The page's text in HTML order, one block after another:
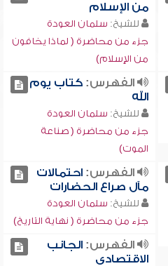
من الإسلام
للشيخ: سلمان العودة
جزء من محاضرة ( لماذا يخافون
من الإسلام)
الفهرس:كتاب يوم
الله
للشيخ: سلمان العودة
جزء من محاضرة ( صناعة
الموت)
الفهرس:احتمالات
مآل صراع الحضارات
للشيخ: سلمان العودة
جزء من محاضرة ( نهاية التاريخ)
الفهرس:الجانب
الاقتصادي